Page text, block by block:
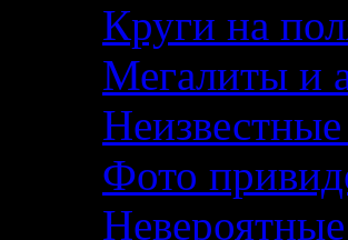
Круги на
Мегалиты и
Фото